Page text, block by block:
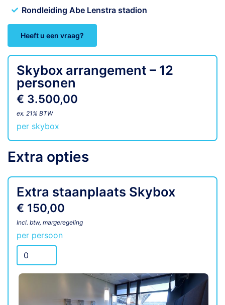
Rondleiding Abe Lenstra stadion
Heeft u een vraag?
Skybox arrangement – 12
personen
€ 3.500,00
ex. 21% BTW
per skybox
Extra opties
Extra staanplaats Skybox
€ 150,00
Incl. btw, margeregeling
per persoon